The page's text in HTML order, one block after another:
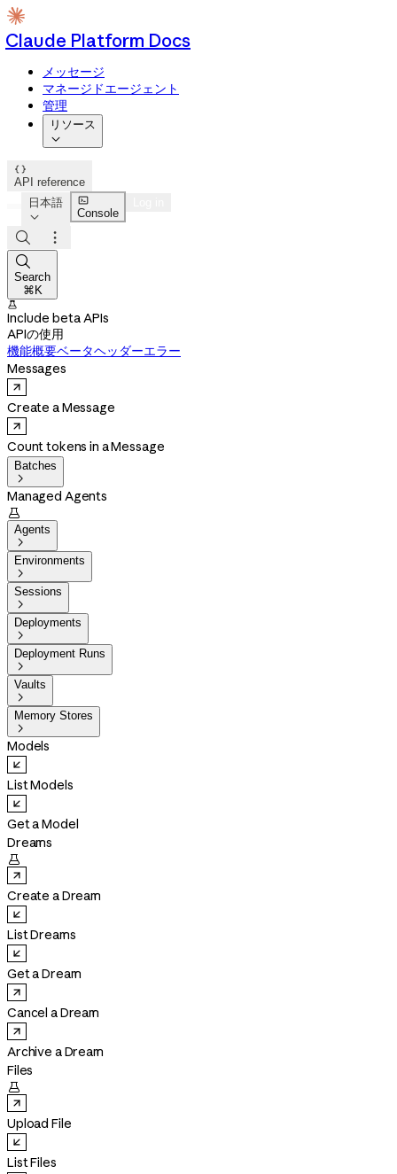
Claude Platform Docs
メッセージ
マネージドエージェント
管理
リソース


API reference
日本語


Console



Search
⌘K

Include beta APIs
APIの使用
機能概要ベータヘッダーエラー
Messages
Create a Message
Count tokens in a Message
Batches

Managed Agents

Agents

Environments

Sessions

Deployments

Deployment Runs

Vaults

Memory Stores

Models
List Models
Get a Model
Dreams

Create a Dream
List Dreams
Get a Dream
Cancel a Dream
Archive a Dream
Files

Upload File
List Files